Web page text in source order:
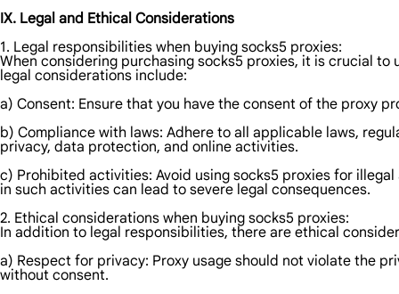
IX. Legal and Ethical Considerations
1. Legal responsibilities when buying socks5 proxies:
When considering purchasing socks5 proxies, it is crucial
legal considerations include:
a) Consent: Ensure that you have the consent of the proxy
b) Compliance with laws: Adhere to all applicable laws,
privacy, data protection, and online activities.
c) Prohibited activities: Avoid using socks5 proxies for
in such activities can lead to severe legal consequences.
2. Ethical considerations when buying socks5 proxies:
In addition to legal responsibilities, there are ethical
a) Respect for privacy: Proxy usage should not violate the
without consent.